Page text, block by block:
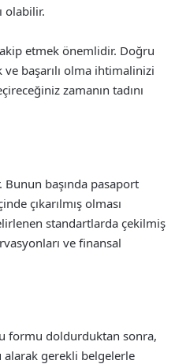
olabilir.
etmek önemlidir. Doğru
başarılı olma ihtimalinizi
zamanın tadını
başında pasaport
çıkarılmış olması
standartlarda çekilmiş
ve finansal
formu doldurduktan sonra,
gerekli belgelerle